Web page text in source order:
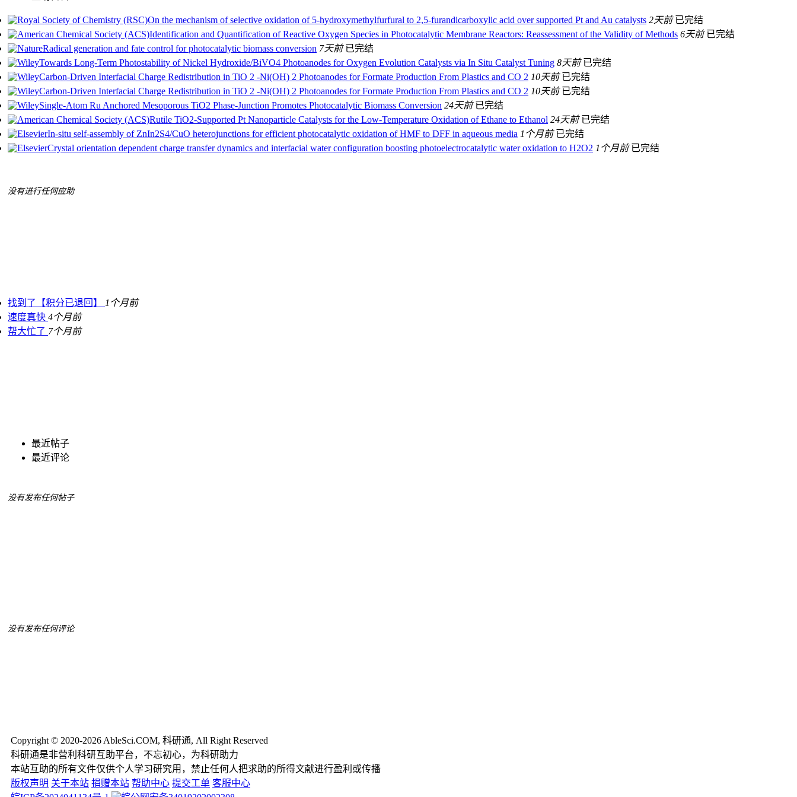
On the mechanism of selective oxidation of 5-hydroxymethylfurfural to 2,5-furandicarboxylic acid over supported Pt and Au catalysts 2天前 已完结
Identification and Quantification of Reactive Oxygen Species in Photocatalytic Membrane Reactors: Reassessment of the Validity of Methods 6天前 已完结
Radical generation and fate control for photocatalytic biomass conversion 7天前 已完结
Towards Long‐Term Photostability of Nickel Hydroxide/BiVO4 Photoanodes for Oxygen Evolution Catalysts via In Situ Catalyst Tuning 8天前 已完结
Carbon‐Driven Interfacial Charge Redistribution in TiO 2 ‐Ni(OH) 2 Photoanodes for Formate Production From Plastics and CO 2 10天前 已完结
Carbon‐Driven Interfacial Charge Redistribution in TiO 2 ‐Ni(OH) 2 Photoanodes for Formate Production From Plastics and CO 2 10天前 已完结
Single‐Atom Ru Anchored Mesoporous TiO2 Phase‐Junction Promotes Photocatalytic Biomass Conversion 24天前 已完结
Rutile TiO2-Supported Pt Nanoparticle Catalysts for the Low-Temperature Oxidation of Ethane to Ethanol 24天前 已完结
In-situ self-assembly of ZnIn2S4/CuO heterojunctions for efficient photocatalytic oxidation of HMF to DFF in aqueous media 1个月前 已完结
Crystal orientation dependent charge transfer dynamics and interfacial water configuration boosting photoelectrocatalytic water oxidation to H2O2 1个月前 已完结
没有进行任何应助
找到了【积分已退回】
1个月前
速度真快 4个月前
帮大忙了 7个月前
最近帖子
最近评论
没有发布任何帖子
没有发布任何评论
Copyright © 2020-2026 AbleSci.COM, 科研通, All Right Reserved
科研通是非营利科研互助平台，不忘初心，为科研助力
本站互助的所有文件仅供个人学习研究用，禁止任何人把求助的所得文献进行盈利或传播
版权声明 关于本站 捐赠本站 帮助中心 提交工单 客服中心